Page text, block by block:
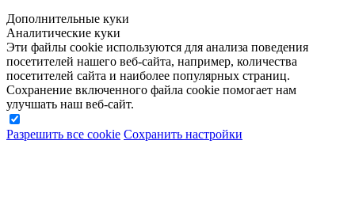
Дополнительные куки
Аналитические куки
Эти файлы cookie используются для анализа поведения
посетителей нашего веб-сайта, например, количества
посетителей сайта и наиболее популярных страниц.
Сохранение включенного файла cookie помогает нам
улучшать наш веб-сайт.
Разрешить все cookie Сохранить настройки